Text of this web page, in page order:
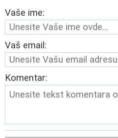
Vaše ime:
Vaš email:
Komentar: